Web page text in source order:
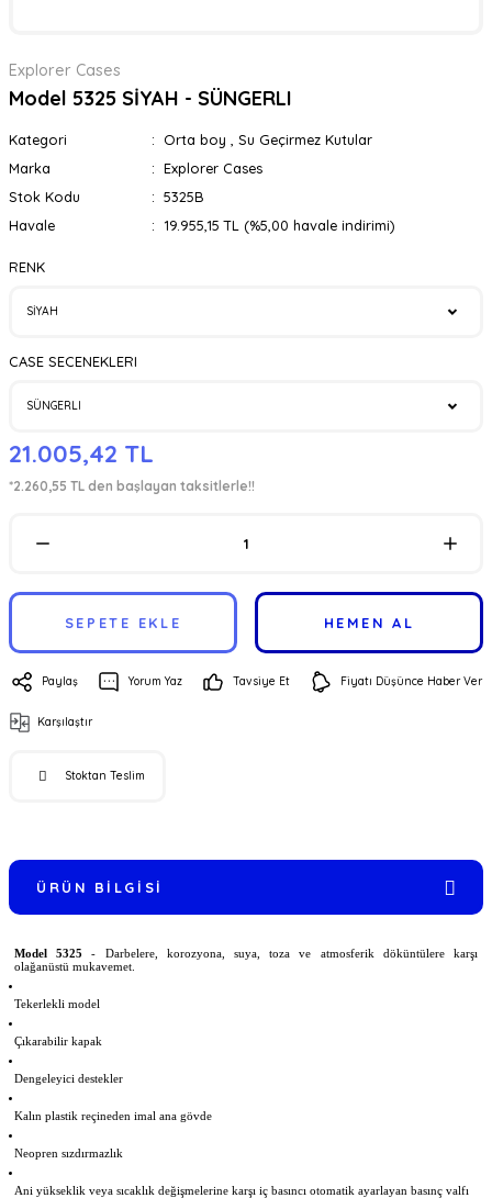
Explorer Cases
Model 5325 SİYAH - SÜNGERLI
Kategori Orta boy
Su Geçirmez Kutular
Marka
Explorer Cases
Stok Kodu
5325B
Havale
19.955,15 TL (%5,00 havale indirimi)
RENK
CASE SECENEKLERI
21.005,42 TL
*2.260,55 TL den başlayan taksitlerle!!
SEPETE EKLE HEMEN AL
Paylaş Yorum Yaz Tavsiye Et Fiyatı Düşünce Haber Ver
Karşılaştır
Stoktan Teslim
ÜRÜN BILGISI
Model 5325
- Darbelere, korozyona, suya, toza ve atmosferik döküntülere karşı
olağanüstü mukavemet.
Tekerlekli model
Çıkarabilir kapak
Dengeleyici destekler
Kalın plastik reçineden imal ana gövde
Neopren sızdırmazlık
Ani yükseklik veya sıcaklık değişmelerine karşı iç basıncı otomatik ayarlayan basınç valfı